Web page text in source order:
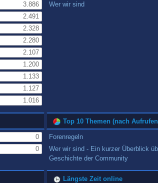
3.886
2.491
2.328
2.280
2.107
1.200
1.133
1.127
1.016
Wer wir sind
0
0
Top 10 Themen (nach
Forenregeln
Wer wir sind - Ein kurzer Überblick
Geschichte der Community
Längste Zeit online